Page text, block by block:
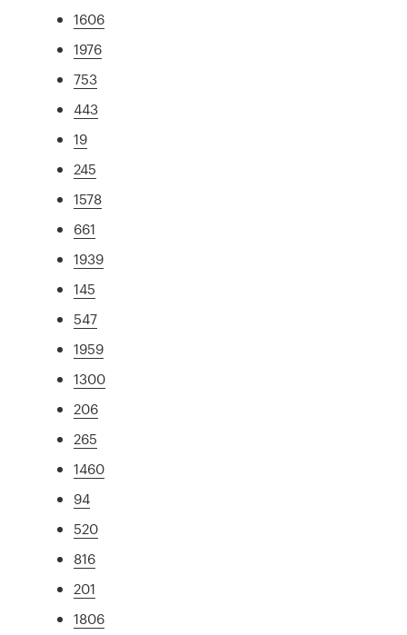
1606
1976
753
443
19
245
1578
661
1939
145
547
1959
1300
206
265
1460
94
520
816
201
1806